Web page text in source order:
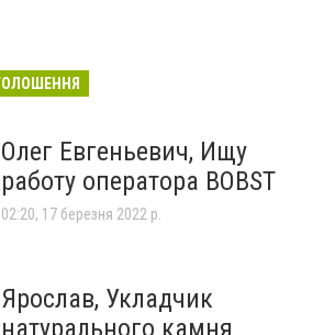
Олег Евгеньевич, Ищу
работу оператора BOBST
02:20, 17 березня 2022 р.
Ярослав, Укладчик
натурального камня